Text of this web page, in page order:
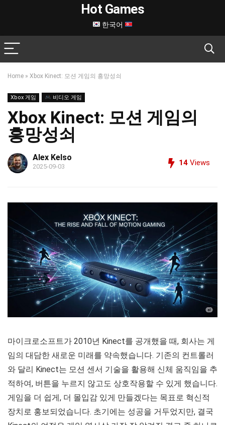
Hot Games
한국어
Home » Xbox Kinect: 모션 게임의 흥망성쇠
Xbox 게임 비디오 게임
Xbox Kinect: 모션 게임의
흥망성쇠
Alex Kelso
2025-09-03 14 Views
마이크로소프트가 2010년 Kinect를 공개했을 때, 회사는 게
임의 대담한 새로운 미래를 약속했습니다. 기존의 컨트롤러
와 달리 Kinect는 모션 센서 기술을 활용해 신체 움직임을 추
적하여, 버튼을 누르지 않고도 상호작용할 수 있게 했습니다.
게임을 더 쉽게, 더 몰입감 있게 만들겠다는 목표로 혁신적
장치로 홍보되었습니다. 초기에는 성공을 거두었지만, 결국